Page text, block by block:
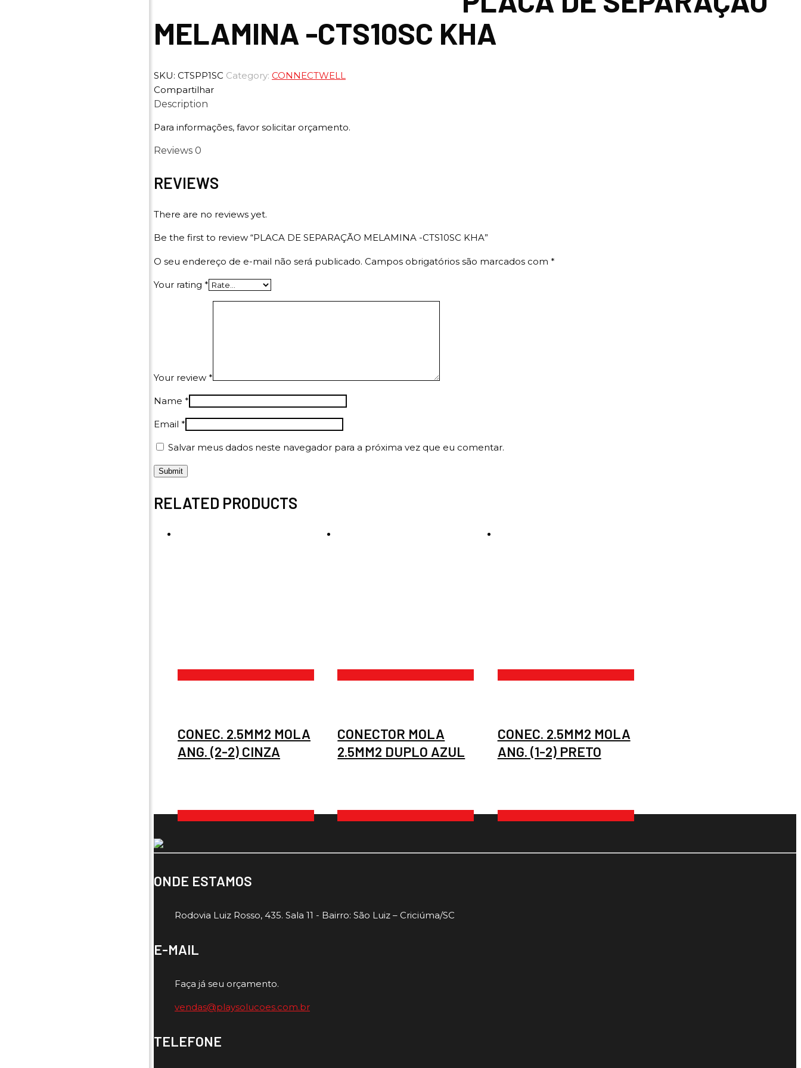
MELAMINA -CTS10SC KHA
SKU: CTSPP1SC Category: CONNECTWELL
Compartilhar
Description
Para informações, favor solicitar orçamento.
Reviews 0
REVIEWS
There are no reviews yet.
Be the first to review “PLACA DE SEPARAÇÃO MELAMINA -CTS10SC KHA”
O seu endereço de e-mail não será publicado. Campos obrigatórios são marcados com *
Your rating *
Your review *
Name *
Email *
Salvar meus dados neste navegador para a próxima vez que eu comentar.
RELATED PRODUCTS
CONEC. 2.5MM2 MOLA
ANG. (2-2) CINZA
CONECTOR MOLA
2.5MM2 DUPLO AZUL
CONEC. 2.5MM2 MOLA
ANG. (1-2) PRETO
ONDE ESTAMOS
Rodovia Luiz Rosso, 435. Sala 11 - Bairro: São Luiz – Criciúma/SC
E-MAIL
Faça já seu orçamento.
vendas@playsolucoes.com.br
TELEFONE